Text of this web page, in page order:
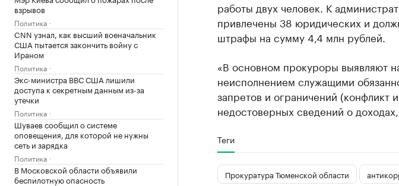
взрывов
Политика
CNN узнал, как высший военачальник
США пытается закончить войну с
Ираном
Политика
Экс-министра ВВС США лишили
доступа к секретным данным из-за
утечки
Политика
Шуваев сообщил о системе
оповещения, для которой не нужны
сеть и зарядка
Политика
В Московской области объявили
беспилотную опасность
работы двух человек. К
привлечены 38 юридических и
штрафы на сумму 4,4 млн рублей.
«В основном прокуроры выявляют
неисполнением служащими
запретов и ограничений (конфликт
недостоверных сведений о
Теги
Прокуратура Тюменской области